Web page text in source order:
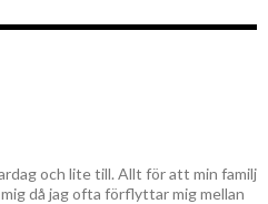
och lite till. Allt för att min familj
då jag ofta förflyttar mig mellan